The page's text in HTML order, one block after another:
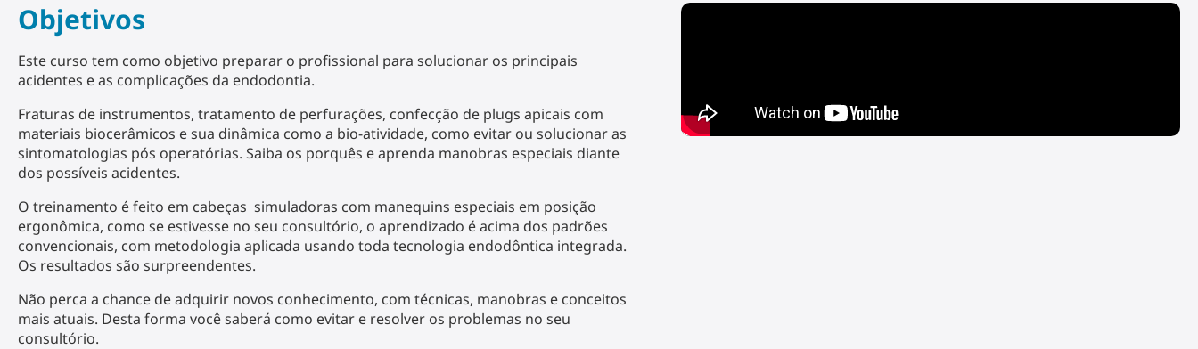
Objetivos
Este curso tem como objetivo preparar o profissional para solucionar os principais
acidentes e as complicações da endodontia.
Fraturas de instrumentos, tratamento de perfurações, confecção de plugs apicais com
materiais biocerâmicos e sua dinâmica como a bio-atividade, como evitar ou solucionar as
sintomatologias pós operatórias. Saiba os porquês e aprenda manobras especiais diante
dos possíveis acidentes.
O treinamento é feito em cabeças simuladoras com manequins especiais em posição
ergonômica, como se estivesse no seu consultório, o aprendizado é acima dos padrões
convencionais, com metodologia aplicada usando toda tecnologia endodôntica integrada.
Os resultados são surpreendentes.
Não perca a chance de adquirir novos conhecimento, com técnicas, manobras e conceitos
mais atuais. Desta forma você saberá como evitar e resolver os problemas no seu
consultório.